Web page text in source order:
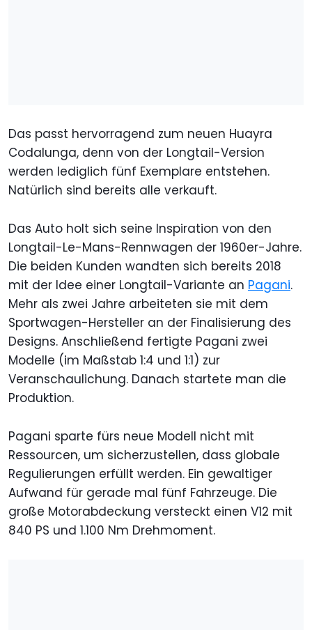
Das passt hervorragend zum neuen Huayra
Codalunga, denn von der Longtail-Version
werden lediglich fünf Exemplare entstehen.
Natürlich sind bereits alle verkauft.
Das Auto holt sich seine Inspiration von den
Longtail-Le-Mans-Rennwagen der 1960er-Jahre.
Die beiden Kunden wandten sich bereits 2018
mit der Idee einer Longtail-Variante an Pagani.
Mehr als zwei Jahre arbeiteten sie mit dem
Sportwagen-Hersteller an der Finalisierung des
Designs. Anschließend fertigte Pagani zwei
Modelle (im Maßstab 1:4 und 1:1) zur
Veranschaulichung. Danach startete man die
Produktion.
Pagani sparte fürs neue Modell nicht mit
Ressourcen, um sicherzustellen, dass globale
Regulierungen erfüllt werden. Ein gewaltiger
Aufwand für gerade mal fünf Fahrzeuge. Die
große Motorabdeckung versteckt einen V12 mit
840 PS und 1.100 Nm Drehmoment.